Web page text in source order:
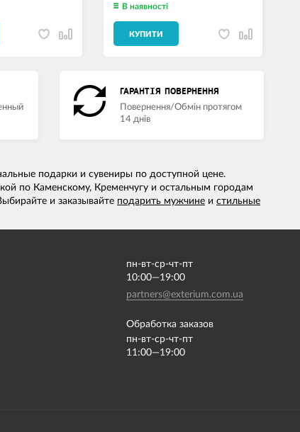
В наявності
КУПИТИ
ГАРАНТІЯ ПОВЕРНЕННЯ
Повернення/Обмін протягом
14 днів
подарки и сувениры по доступной цене.
по Каменскому, Кременчугу и остальным городам
и заказывайте подарить мужчине и стильные
пн-вт-ср-чт-пт
10:00—19:00
partners@exterium.com.ua
Обработка заказов
пн-вт-ср-чт-пт
11:00—19:00